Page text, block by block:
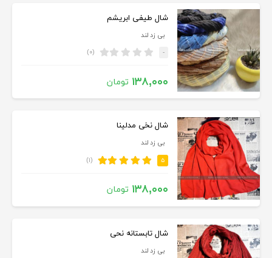
شال طیفی ابریشم
بی زد لند
- (۰)
۱۳۸,۰۰۰ تومان
شال نخی مدلینا
بی زد لند
۵ (۱)
۱۳۸,۰۰۰ تومان
شال تابستانه نحی
بی زد لند